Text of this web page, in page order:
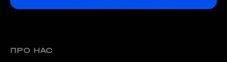
ПРО НАС